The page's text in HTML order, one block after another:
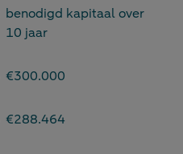
benodigd kapitaal over
10 jaar
€300.000
€288.464